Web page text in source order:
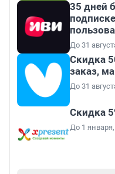
35 дней
До 31
Скидка
заказ,
До 31
Скидка
До 1